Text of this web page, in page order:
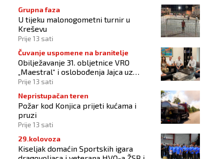
Grupna faza
U tijeku malonogometni turnir u
Kreševu
Prije 13 sati
Čuvanje uspomene na branitelje
Obilježavanje 31. obljetnice VRO
„Maestral“ i oslobođenja Jajca uz
pokroviteljstvo HNS-a BiH
Prije 13 sati
Nepristupačan teren
Požar kod Konjica prijeti kućama i
pruzi
Prije 13 sati
29.kolovoza
Kiseljak domaćin Sportskih igara